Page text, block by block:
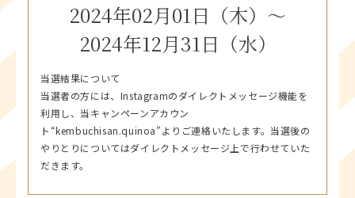
ご応募いただいたことをもって、同意いただいたものとみな
○ 投稿対象はけんぶち産キヌアを使用した料理に限ります
効となりますのでご注意ください
○ 投稿は、ご本人が撮影された写真に限ります(著作権が投
稿者にあるもの)
4. 投稿写真について
○ 素敵な投稿については、けんぶちVIVAマルシェ公式ホーム
2024年02月01日（木）〜
2024年12月31日（水）
当選結果について
当選者の方には、Instagramのダイレクトメッセージ機能を
利用し、当キャンペーンアカウン
ト“kembuchisan.quinoa”よりご連絡いたします。当選後の
やりとりについてはダイレクトメッセージ上で行わせていた
だきます。